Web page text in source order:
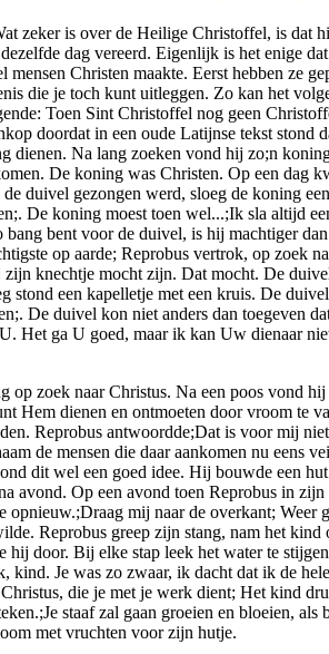
zeker is over de Heilige Christoffel, is dat
dag vereerd. Eigenlijk is het enige
mensen Christen maakte. Eerst hebben ze
die je toch kunt uitleggen. Zo kan het
Toen Sint Christoffel nog geen
doordat in een oude Latijnse tekst stond
dienen. Na lang zoeken vond hij zo;n
De koning was Christen. Op een dag
duivel gezongen werd, sloeg de koning
De koning moest toen wel...;Ik sla altijd
bent voor de duivel, is hij machtiger
op aarde; Reprobus vertrok, op zoek
knechtje mocht zijn. Dat mocht. De
stond een kapelletje met een kruis. De
De duivel kon niet anders dan toegeven
Het ga U goed, maar ik kan Uw dienaar
op zoek naar Christus. Na een poos vond
Hem dienen en ontmoeten door vroom te
Reprobus antwoordde;Dat is voor mij
de mensen die daar aankomen nu eens
dit wel een goed idee. Hij bouwde een
avond. Op een avond toen Reprobus in
mij naar de overkant;
Reprobus greep zijn stang, nam het
hij door. Bij elke stap leek het water te
Je was zo zwaar, ik dacht dat ik de
die je met je werk dient; Het kind
staaf zal gaan groeien en bloeien,
met vruchten voor zijn hutje.